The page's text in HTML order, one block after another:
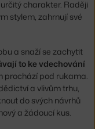
charakter. Raději
stylem, zahrnují své
a snaží se zachytit
to ke vdechování
prochází pod rukama.
a vlivům trhu,
do svých návrhů
a žádoucí kus.